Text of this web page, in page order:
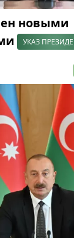
новыми
УКАЗ